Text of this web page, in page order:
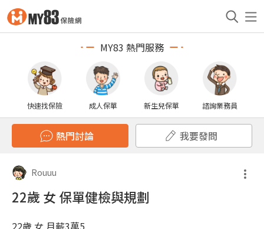
MY83 熱門服務
快速找保險 成人保單 新生兒保單 諮詢業務員
熱門討論 我要發問
Rouuu
22歲 女 保單健檢與規劃
22歲 女 月薪3萬5